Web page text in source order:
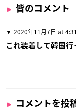
皆のコメント
2020年11月7日 at
これ装着して韓国行
コメントを投